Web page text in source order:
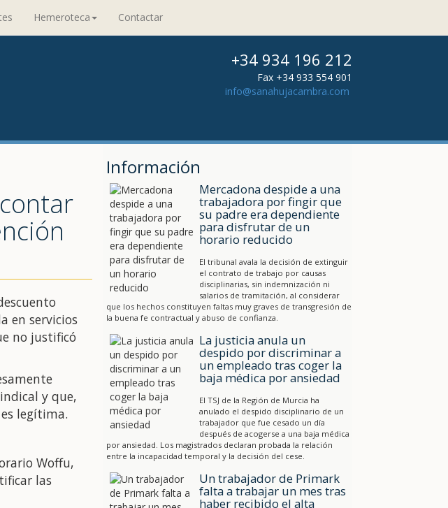
Hemeroteca Contactar
+34 934 196 212
Fax +34 933 554 901
info@sanahujacambra.com
en servicios
no justificó
y que,
legítima.
Woffu,
las
Información
Mercadona despide a una
trabajadora por fingir que
su padre era dependiente
para disfrutar de un
horario reducido
El tribunal avala la decisión de extinguir
el contrato de trabajo por causas
disciplinarias, sin indemnización ni
salarios de tramitación, al considerar
que los hechos constituyen faltas muy graves de transgresión de
la buena fe contractual y abuso de confianza.
La justicia anula un
despido por discriminar a
un empleado tras coger la
baja médica por ansiedad
El TSJ de la Región de Murcia ha
anulado el despido disciplinario de un
trabajador que fue cesado un día
después de acogerse a una baja médica
por ansiedad. Los magistrados declaran probada la relación
entre la incapacidad temporal y la decisión del cese.
Un trabajador de Primark
falta a trabajar un mes tras
haber recibido el alta